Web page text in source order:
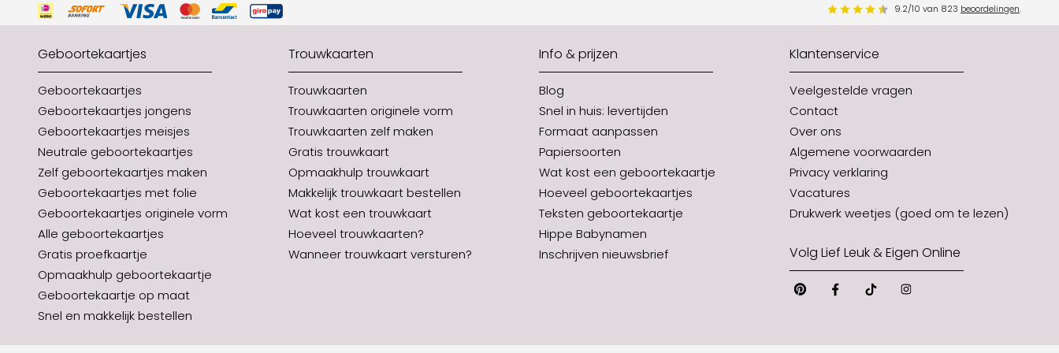
9.2/10 van 823 beoordelingen.
Geboortekaartjes
Geboortekaartjes
Geboortekaartjes jongens
Geboortekaartjes meisjes
Neutrale geboortekaartjes
Zelf geboortekaartjes maken
Geboortekaartjes met folie
Geboortekaartjes originele vorm
Alle geboortekaartjes
Gratis proefkaartje
Opmaakhulp geboortekaartje
Geboortekaartje op maat
Snel en makkelijk bestellen
Trouwkaarten
Trouwkaarten
Trouwkaarten originele vorm
Trouwkaarten zelf maken
Gratis trouwkaart
Opmaakhulp trouwkaart
Makkelijk trouwkaart bestellen
Wat kost een trouwkaart
Hoeveel trouwkaarten?
Wanneer trouwkaart versturen?
Info & prijzen
Blog
Snel in huis: levertijden
Formaat aanpassen
Papiersoorten
Wat kost een geboortekaartje
Hoeveel geboortekaartjes
Teksten geboortekaartje
Hippe Babynamen
Inschrijven nieuwsbrief
Klantenservice
Veelgestelde vragen
Contact
Over ons
Algemene voorwaarden
Privacy verklaring
Vacatures
Drukwerk weetjes (goed om te lezen)
Volg Lief Leuk & Eigen Online
PinterestFacebook
Tiktok